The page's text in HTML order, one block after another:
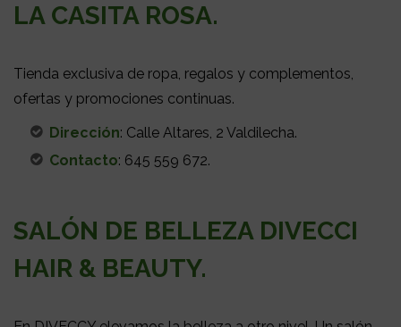
LA CASITA ROSA.
Tienda exclusiva de ropa, regalos y complementos,
ofertas y promociones continuas.
Dirección: Calle Altares, 2 Valdilecha.
Contacto: 645 559 672.
SALÓN DE BELLEZA DIVECCI
HAIR & BEAUTY.